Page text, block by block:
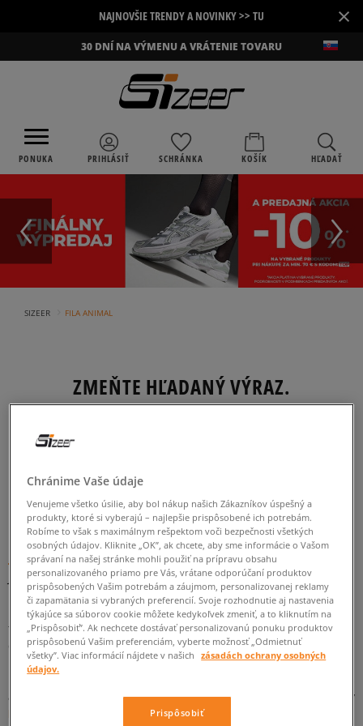
NAJNOVŠIE TRENDY A NOVINKY >> TU ×
30 DNÍ NA VÝMENU A VRÁTENIE TOVARU
PONUKA PRIHLÁSIŤ SCHRÁNKA KOŠÍK HĽADAŤ
SIZEER FILA ANIMAL
ZMEŇTE HĽADANÝ VÝRAZ.
(ODSTRÁŇTE MENEJ DÔLEŽITÉ).
SPÄŤ
Fila Stackhouse Spaghetti v Sizeer
Je pre vás streetwear viac než len móda? Radi predvádzate svoj
prepracovaný štýl? Zároveň je pre vás vo vašom rušnom
mestskom živote dôležité pohodlie? Predstavte si, že existujú
tenisky, ktoré spĺňajú všetky vaše potreby. V Sizeer na vás
čakajú fenomenálne tenisky Fila Stackhouse Spaghetti. Sú
kombináciou najlepšieho dizajnu, vynikajúcej kvality a
maximálneho pohodlia bez ohľadu na situáciu. Nestrácajte čas
a objavujte všetky modely série Stackhouse Spaghetti značky
Chránime Vaše údaje
Venujeme všetko úsilie, aby bol nákup našich Zákazníkov úspešný a
produkty, ktoré si vyberajú – najlepšie prispôsobené ich potrebám.
Robíme to však s maximálnym rešpektom voči bezpečnosti všetkých
osobných údajov. Kliknite „OK”, ak chcete, aby sme informácie o Vašom
správaní na našej stránke mohli použiť na prípravu obsahu
personalizovaného priamo pre Vás, vrátane odporúčaní produktov
prispôsobených Vašim potrebám a záujmom, personalizovanej reklamy
či zapamätania si vybraných preferencií. Svoje rozhodnutie aj nastavenia
týkajúce sa súborov cookie môžete kedykoľvek zmeniť, a to kliknutím na
„Prispôsobiť”. Ak nechcete dostávať personalizovanú ponuku produktov
prispôsobenú Vašim preferenciám, vyberte možnosť „Odmietnuť
všetky”. Viac informácií nájdete v našich
zásadách ochrany osobných
údajov.
Prispôsobiť